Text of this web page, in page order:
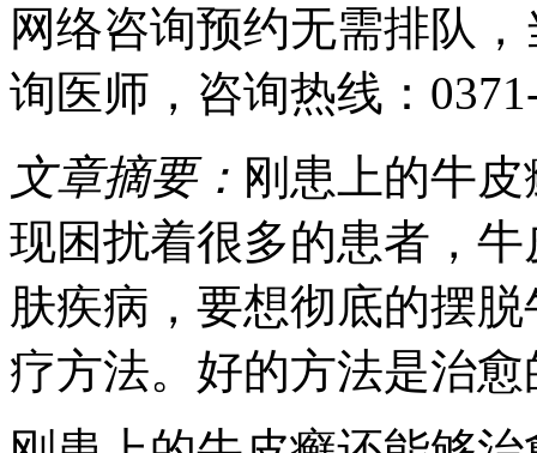
网络咨询预约无需排队
询医师 ，咨询热线：
文章摘要： 刚患上的牛
现困扰着很多的患者，
肤疾病，要想彻底的摆
疗方法。好的方法是治愈